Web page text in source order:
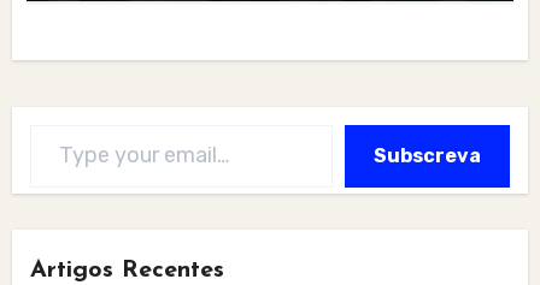
Subscreva
Artigos Recentes